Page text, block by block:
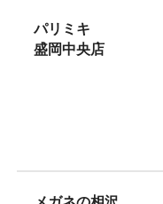
パリミキ
盛岡中央店